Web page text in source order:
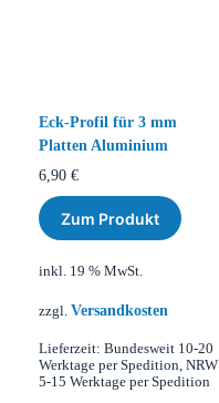
Eck-Profil für 3 mm
Platten Aluminium
6,90 €
Zum Produkt
inkl. 19 % MwSt.
zzgl. Versandkosten
Lieferzeit: Bundesweit 10-20
Werktage per Spedition, NRW
5-15 Werktage per Spedition